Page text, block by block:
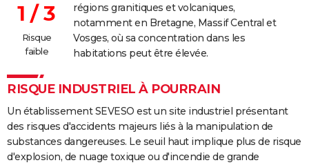
1 / 3
Risque
faible
régions granitiques et volcaniques,
notamment en Bretagne, Massif Central et
Vosges, où sa concentration dans les
habitations peut être élevée.
RISQUE INDUSTRIEL À POURRAIN
Un établissement SEVESO est un site industriel présentant
des risques d'accidents majeurs liés à la manipulation de
substances dangereuses. Le seuil haut implique plus de risque
d'explosion, de nuage toxique ou d'incendie de grande